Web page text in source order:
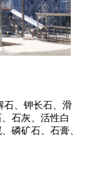
石、钾长石、滑
石灰、活性白
磷矿石、石膏、